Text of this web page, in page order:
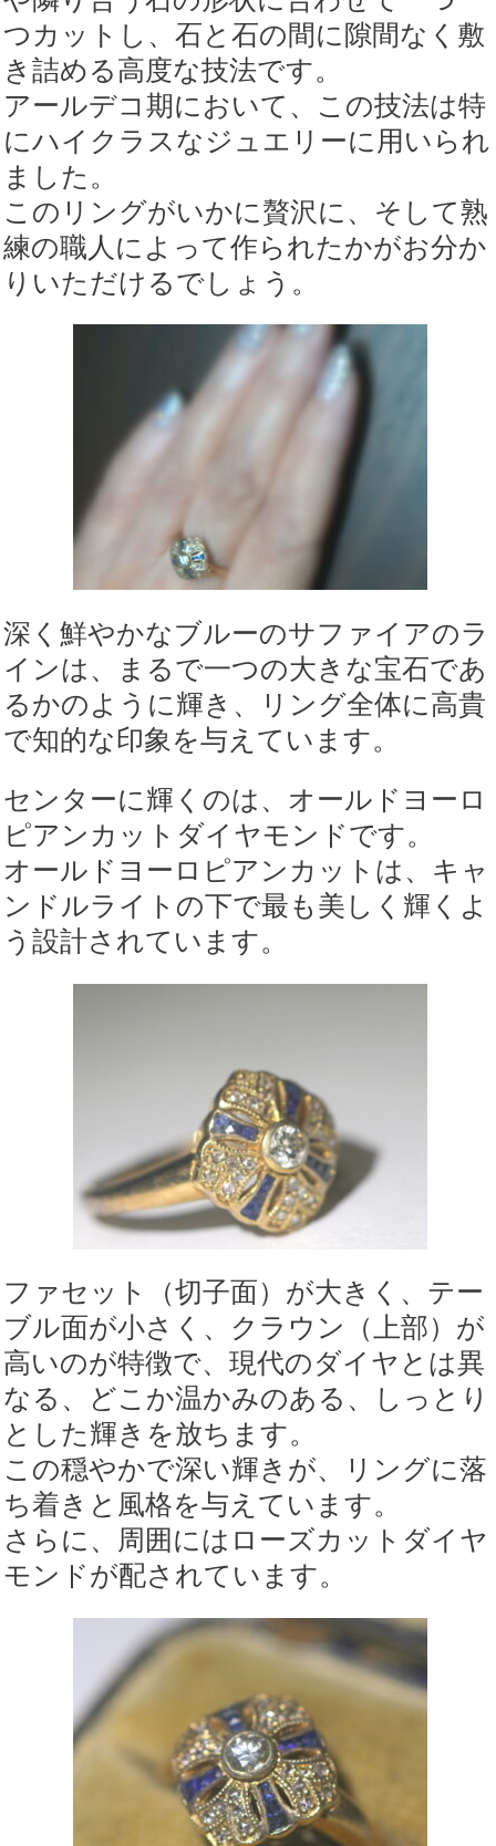
つカットし、石と石の間に隙間なく敷
き詰める高度な技法です。
アールデコ期において、この技法は特
にハイクラスなジュエリーに用いられ
ました。
このリングがいかに贅沢に、そして熟
練の職人によって作られたかがお分か
りいただけるでしょう。
深く鮮やかなブルーのサファイアのラ
インは、まるで一つの大きな宝石であ
るかのように輝き、リング全体に高貴
で知的な印象を与えています。
センターに輝くのは、オールドヨーロ
ピアンカットダイヤモンドです。
オールドヨーロピアンカットは、キャ
ンドルライトの下で最も美しく輝くよ
う設計されています。
ファセット（切子面）が大きく、テー
ブル面が小さく、クラウン（上部）が
高いのが特徴で、現代のダイヤとは異
なる、どこか温かみのある、しっとり
とした輝きを放ちます。
この穏やかで深い輝きが、リングに落
ち着きと風格を与えています。
さらに、周囲にはローズカットダイヤ
モンドが配されています。